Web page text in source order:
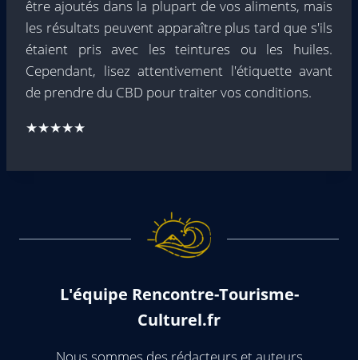
être ajoutés dans la plupart de vos aliments, mais
les résultats peuvent apparaître plus tard que s'ils
étaient pris avec les teintures ou les huiles.
Cependant, lisez attentivement l'étiquette avant
de prendre du CBD pour traiter vos conditions.
★★★★★
L'équipe Rencontre-Tourisme-
Culturel.fr